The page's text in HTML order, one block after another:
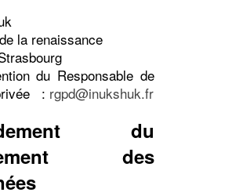
la renaissance
du Responsable de
: rgpd@inukshuk.fr
du
des